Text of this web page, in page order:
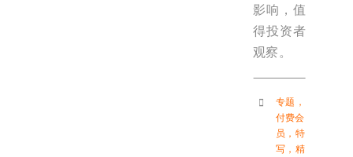
影响，值
得投资者
观察。
专题 ，
付费会
员 ， 特
写 ， 精